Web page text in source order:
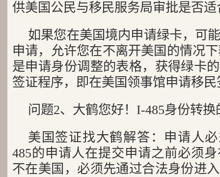
供美国公民与移民服务局审批是否
如果您在美国境内申请绿卡，可
申请，允许您在不离开美国的情况
是申请身份调整的表格，获得绿卡
签证程序，即在美国领事馆申请移民
问题2、大鹤您好！I-485身份转
美国签证找大鹤解答：申请人
485的申请人在提交申请之前必须
不在美国，必须先通过合法身份进